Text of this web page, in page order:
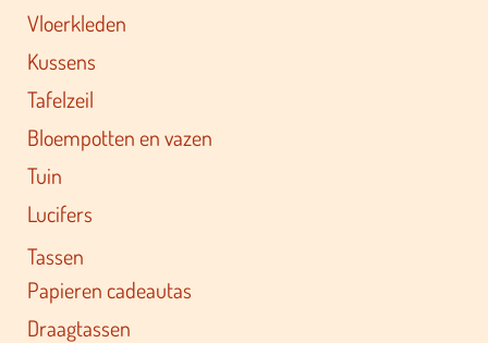
Vloerkleden
Kussens
Tafelzeil
Bloempotten en vazen
Tuin
Lucifers
Tassen
Papieren cadeautas
Draagtassen